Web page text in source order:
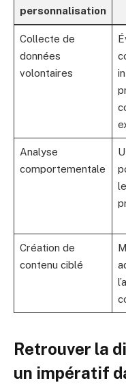
personnalisation
Collecte de
données
volontaires
Analyse
comportementale
Création de
contenu ciblé
Retrouver la
un impératif